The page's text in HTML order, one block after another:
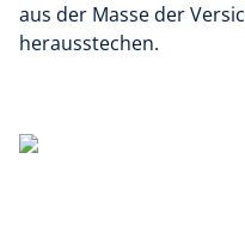
aus der Masse der
herausstechen.